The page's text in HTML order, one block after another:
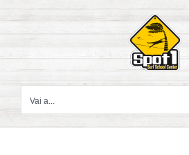
contenuto
Vai a...